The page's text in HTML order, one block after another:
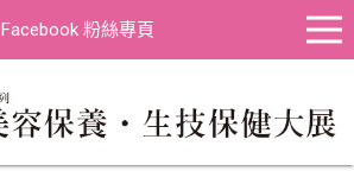
Facebook 粉絲專頁